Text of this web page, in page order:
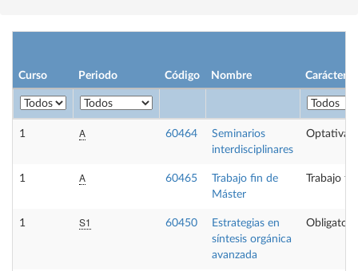
Curso Periodo Código Nombre Carácter
1 A 60464
Seminarios
interdisciplinares
Optativa
1 A 60465
Trabajo fin de
Máster
Trabajo
1 S1 60450
Estrategias en
síntesis orgánica
avanzada